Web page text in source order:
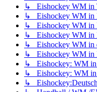
↳ Eishockey WM in
↳ Eishockey WM in
↳ Eishockey WM in
↳ Eishockey WM in
↳ Eishockey WM in
↳ Eishockey WM in
↳ Eishockey: WM in
↳ Eishockey: WM in
↳